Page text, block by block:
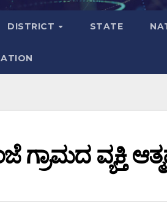
DISTRICT STATE
ವ್ಯಕ್ತಿ